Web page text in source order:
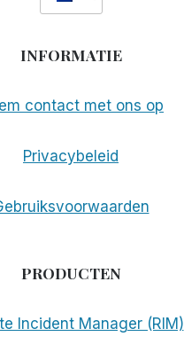
INFORMATIE
contact met ons op
Privacybeleid
PRODUCTEN
Incident Manager (RIM)